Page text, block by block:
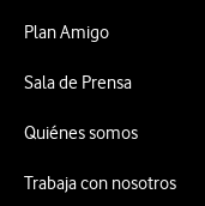
Plan Amigo
Sala de Prensa
Quiénes somos
Trabaja con nosotros